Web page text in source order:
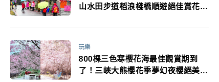
山水田步道稻浪棧橋順遊絕佳賞花路
玩樂
800棵三色寒櫻花海最佳觀賞期到
了！三峽大熊櫻花季夢幻夜櫻絕美必